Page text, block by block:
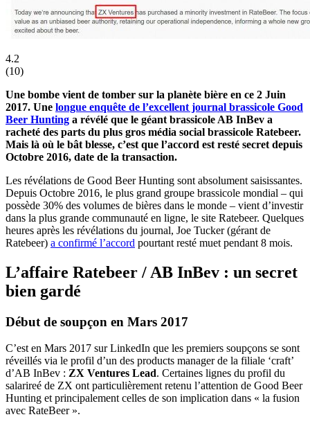
4.2
(10)
Une bombe vient de tomber sur la planète bière en ce 2 Juin
2017. Une longue enquête de l’excellent journal brassicole Good
Beer Hunting a révélé que le géant brassicole AB InBev a
racheté des parts du plus gros média social brassicole Ratebeer.
Mais là où le bât blesse, c’est que l’accord est resté secret depuis
Octobre 2016, date de la transaction.
Les révélations de Good Beer Hunting sont absolument saisissantes.
Depuis Octobre 2016, le plus grand groupe brassicole mondial – qui
possède 30% des volumes de bières dans le monde – vient d’investir
dans la plus grande communauté en ligne, le site Ratebeer. Quelques
heures après les révélations du journal, Joe Tucker (gérant de
Ratebeer) a confirmé l’accord pourtant resté muet pendant 8 mois.
L’affaire Ratebeer / AB InBev : un secret
bien gardé
Début de soupçon en Mars 2017
C’est en Mars 2017 sur LinkedIn que les premiers soupçons se sont
réveillés via le profil d’un des products manager de la filiale ‘craft’
d’AB InBev : ZX Ventures Lead. Certaines lignes du profil du
salarireé de ZX ont particulièrement retenu l’attention de Good Beer
Hunting et principalement celles de son implication dans « la fusion
avec RateBeer ».